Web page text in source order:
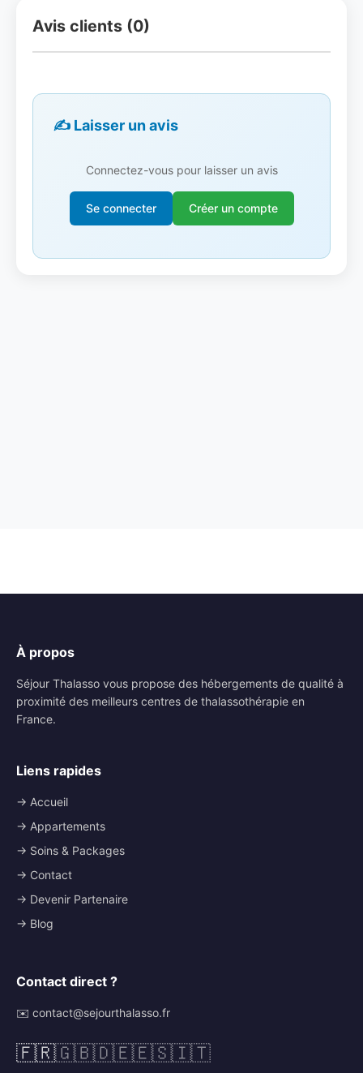
Avis clients (0)
✍️ Laisser un avis
Connectez-vous pour laisser un avis
Se connecter Créer un compte
À propos
Séjour Thalasso vous propose des hébergements de qualité à
proximité des meilleurs centres de thalassothérapie en
France.
Liens rapides
→ Accueil
→ Appartements
→ Soins & Packages
→ Contact
→ Devenir Partenaire
→ Blog
Contact direct ?
✉️ contact@sejourthalasso.fr
🇫🇷🇬🇧🇩🇪🇪🇸🇮🇹